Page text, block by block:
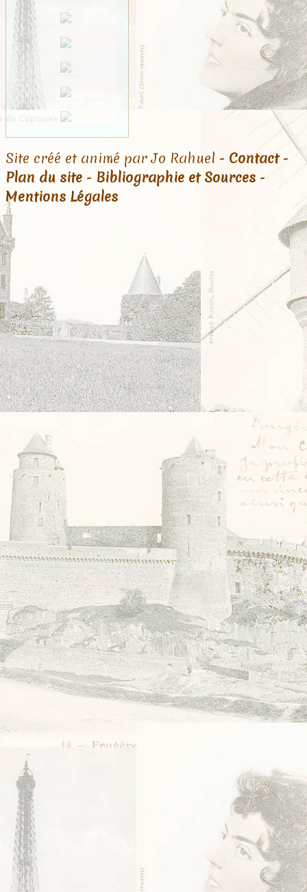
Site créé et animé par Jo Rahuel - Contact-
Plan du site - Bibliographie et Sources -
Mentions Légales